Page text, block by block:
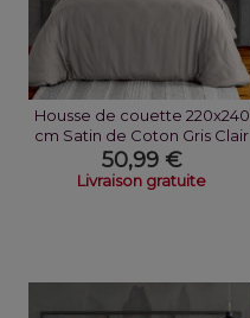
Housse de couette 220x240
cm Satin de Coton Gris Clair
50,99 €
Livraison gratuite